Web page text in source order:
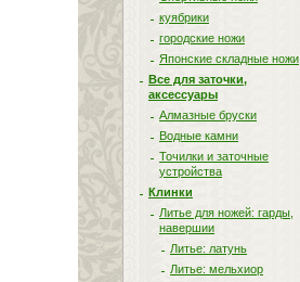
куябрики
городские ножи
Японские складные ножи
Все для заточки,
аксессуары
Алмазные бруски
Водные камни
Точилки и заточные
устройства
Клинки
Литье для ножей: гарды,
навершии
Литье: латунь
Литье: мельхиор